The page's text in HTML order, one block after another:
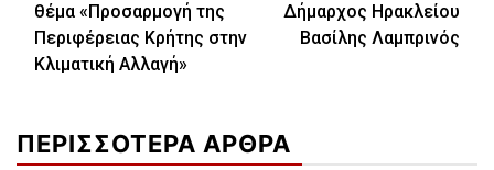
θέμα «Προσαρμογή της
Περιφέρειας Κρήτης στην
Κλιματική Αλλαγή»
Δήμαρχος Ηρακλείου
Βασίλης Λαμπρινός
ΠΕΡΙΣΣΟΤΕΡΑ ΑΡΘΡΑ